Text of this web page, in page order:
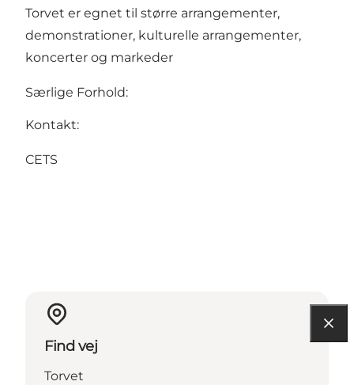
Torvet er egnet til større arrangementer,
demonstrationer, kulturelle arrangementer,
koncerter og markeder
Særlige Forhold:
Kontakt:
CETS
Find vej
Torvet